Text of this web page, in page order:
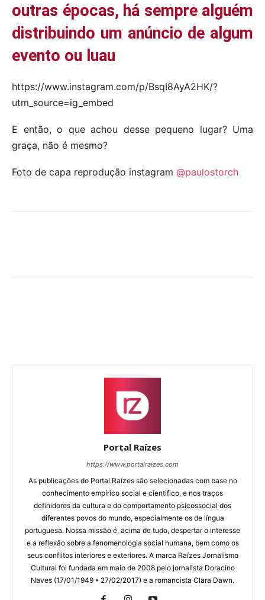
outras épocas, há sempre alguém
distribuindo um anúncio de algum
evento ou luau
https://www.instagram.com/p/BsqI8AyA2HK/?
utm_source=ig_embed
E então, o que achou desse pequeno lugar? Uma
graça, não é mesmo?
Foto de capa reprodução instagram @paulostorch
Portal Raízes
https://www.portalraizes.com
As publicações do Portal Raízes são selecionadas com base no
conhecimento empírico social e cientifico, e nos traços
definidores da cultura e do comportamento psicossocial dos
diferentes povos do mundo, especialmente os de língua
portuguesa. Nossa missão é, acima de tudo, despertar o interesse
e a reflexão sobre a fenomenologia social humana, bem como os
seus conflitos interiores e exteriores. A marca Raízes Jornalismo
Cultural foi fundada em maio de 2008 pelo jornalista Doracino
Naves (17/01/1949 * 27/02/2017) e a romancista Clara Dawn.